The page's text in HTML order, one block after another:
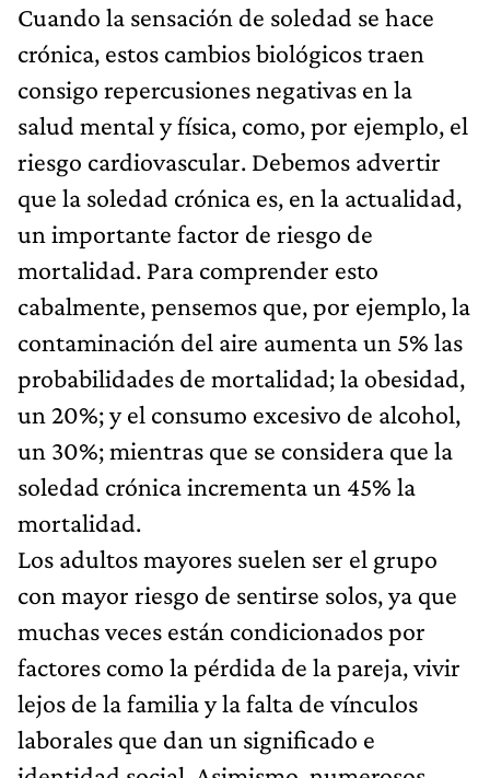
Cuando la sensación de soledad se hace
crónica, estos cambios biológicos traen
consigo repercusiones negativas en la
salud mental y física, como, por ejemplo, el
riesgo cardiovascular. Debemos advertir
que la soledad crónica es, en la actualidad,
un importante factor de riesgo de
mortalidad. Para comprender esto
cabalmente, pensemos que, por ejemplo, la
contaminación del aire aumenta un 5% las
probabilidades de mortalidad; la obesidad,
un 20%; y el consumo excesivo de alcohol,
un 30%; mientras que se considera que la
soledad crónica incrementa un 45% la
mortalidad.
Los adultos mayores suelen ser el grupo
con mayor riesgo de sentirse solos, ya que
muchas veces están condicionados por
factores como la pérdida de la pareja, vivir
lejos de la familia y la falta de vínculos
laborales que dan un significado e